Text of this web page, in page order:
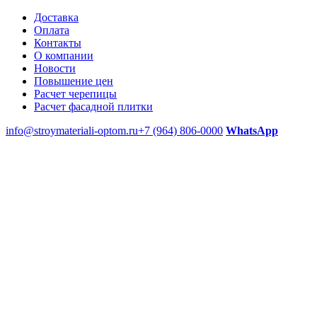
Доставка
Оплата
Контакты
О компании
Новости
Повышение цен
Расчет черепицы
Расчет фасадной плитки
info@stroymateriali-optom.ru+7 (964) 806-0000 WhatsApp